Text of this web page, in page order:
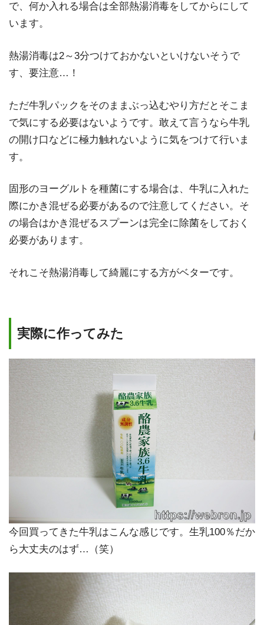
で、何か入れる場合は全部熱湯消毒をしてからにして
います。
熱湯消毒は2～3分つけておかないといけないそうで
す、要注意…！
ただ牛乳パックをそのままぶっ込むやり方だとそこま
で気にする必要はないようです。敢えて言うなら牛乳
の開け口などに極力触れないように気をつけて行いま
す。
固形のヨーグルトを種菌にする場合は、牛乳に入れた
際にかき混ぜる必要があるので注意してください。そ
の場合はかき混ぜるスプーンは完全に除菌をしておく
必要があります。
それこそ熱湯消毒して綺麗にする方がベターです。
実際に作ってみた
今回買ってきた牛乳はこんな感じです。生乳100％だか
ら大丈夫のはず…（笑）